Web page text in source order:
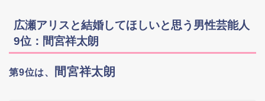
広瀬アリスと結婚してほしいと思う男性芸能人
9位：間宮祥太朗
第9位は、 間宮祥太朗